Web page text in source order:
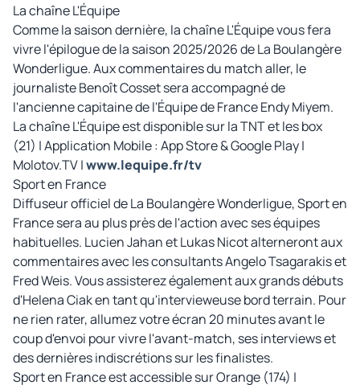
La chaîne L'Équipe
Comme la saison dernière, la chaîne L'Équipe vous fera
vivre l'épilogue de la saison 2025/2026 de La Boulangère
Wonderligue. Aux commentaires du match aller, le
journaliste Benoît Cosset sera accompagné de
l'ancienne capitaine de l'Équipe de France Endy Miyem.
La chaîne L'Équipe est disponible sur la TNT et les box
(21) | Application Mobile : App Store & Google Play |
Molotov.TV |www.lequipe.fr/tv
Sport en France
Diffuseur officiel de La Boulangère Wonderligue, Sport en
France sera au plus près de l'action avec ses équipes
habituelles. Lucien Jahan et Lukas Nicot alterneront aux
commentaires avec les consultants Angelo Tsagarakis et
Fred Weis. Vous assisterez également aux grands débuts
d'Helena Ciak en tant qu'intervieweuse bord terrain. Pour
ne rien rater, allumez votre écran 20 minutes avant le
coup d'envoi pour vivre l'avant-match, ses interviews et
des dernières indiscrétions sur les finalistes.
Sport en France est accessible sur Orange (174) |